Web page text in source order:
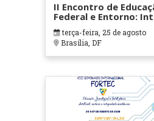
II Encontro de
Federal e Entorno:
Artificial, Educação e
Transformação Digital
terça-feira, 25 de agosto
Brasília, DF